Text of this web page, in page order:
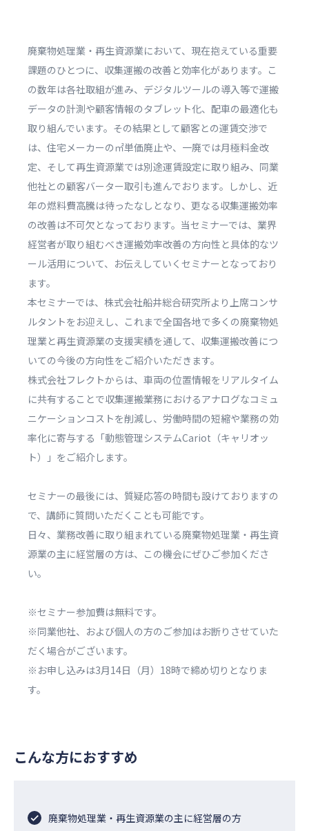
廃棄物処理業・再生資源業において、現在抱えている重要
課題のひとつに、収集運搬の改善と効率化があります。こ
の数年は各社取組が進み、デジタルツールの導入等で運搬
データの計測や顧客情報のタブレット化、配車の最適化も
取り組んでいます。その結果として顧客との運賃交渉で
は、住宅メーカーの㎡単価廃止や、一廃では月極料金改
定、そして再生資源業では別途運賃設定に取り組み、同業
他社との顧客バーター取引も進んでおります。しかし、近
年の燃料費高騰は待ったなしとなり、更なる収集運搬効率
の改善は不可欠となっております。当セミナーでは、業界
経営者が取り組むべき運搬効率改善の方向性と具体的なツ
ール活用について、お伝えしていくセミナーとなっており
ます。
本セミナーでは、株式会社船井総合研究所より上席コンサ
ルタントをお迎えし、これまで全国各地で多くの廃棄物処
理業と再生資源業の支援実績を通して、収集運搬改善につ
いての今後の方向性をご紹介いただきます。
株式会社フレクトからは、車両の位置情報をリアルタイム
に共有することで収集運搬業務におけるアナログなコミュ
ニケーションコストを削減し、労働時間の短縮や業務の効
率化に寄与する「動態管理システムCariot（キャリオッ
ト）」をご紹介します。
セミナーの最後には、質疑応答の時間も設けておりますの
で、講師に質問いただくことも可能です。
日々、業務改善に取り組まれている廃棄物処理業・再生資
源業の主に経営層の方は、この機会にぜひご参加くださ
い。
※セミナー参加費は無料です。
※同業他社、および個人の方のご参加はお断りさせていた
だく場合がございます。
※お申し込みは3月14日（月）18時で締め切りとなりま
す。
こんな方におすすめ
廃棄物処理業・再生資源業の主に経営層の方